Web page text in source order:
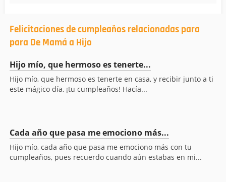
Felicitaciones de cumpleaños relacionadas para
para De Mamá a Hijo
Hijo mío, que hermoso es tenerte...
Hijo mío, que hermoso es tenerte en casa, y recibir junto a ti
este mágico día, ¡tu cumpleaños! Hacía...
Cada año que pasa me emociono más...
Hijo mío, cada año que pasa me emociono más con tu
cumpleaños, pues recuerdo cuando aún estabas en mi...